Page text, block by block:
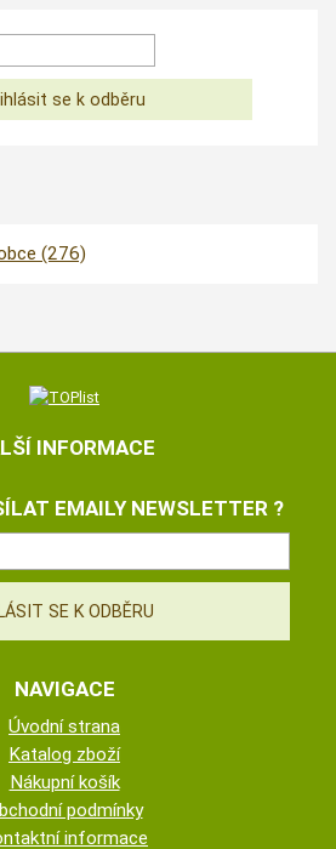
(276)
INFORMACE
EMAILY NEWSLETTER ?
NAVIGACE
Úvodní strana
Katalog zboží
Nákupní košík
podmínky
informace